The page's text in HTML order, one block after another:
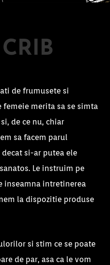
de frumusete si
femeie merita sa se simta
de ce nu, chiar
sa facem parul
si-ar putea ele
Le instruim pe
inseamna intretinerea
la dispozitie produse
si stim ce se poate
de par, asa ca le vom